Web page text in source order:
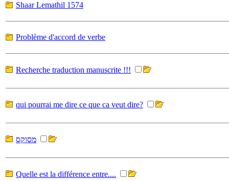
Shaar Lemathil 1574
Problème d'accord de verbe
Recherche traduction manuscrite !!!
qui pourrai me dire ce que ca veut dire?
מסוקס
Quelle est la différence entre....